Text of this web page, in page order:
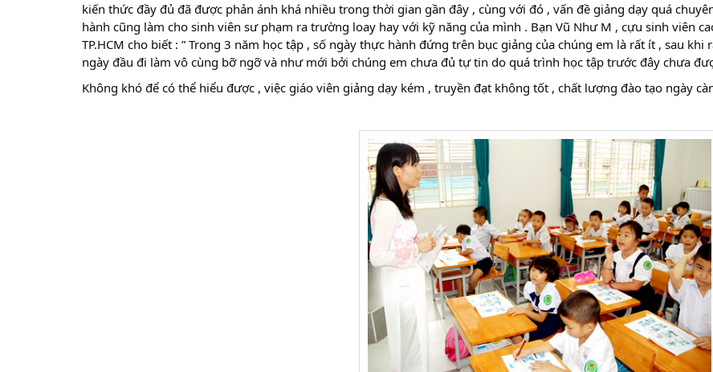
kiến thức đầy đủ đã được phản ánh khá nhiều trong thời gian gần đây , cùng với đó , vấn đề giảng dạy quá
hành cũng làm cho sinh viên sư phạm ra trường loay hay với kỹ năng của mình . Bạn Vũ Như M , cựu sinh viên
TP.HCM cho biết : ” Trong 3 năm học tập , số ngày thực hành đứng trên bục giảng của chúng em là rất ít , sau
ngày đầu đi làm vô cùng bỡ ngỡ và như mới bởi chúng em chưa đủ tự tin do quá trình học tập trước đây chưa
Không khó để có thể hiểu được , việc giáo viên giảng dạy kém , truyền đạt không tốt , chất lượng đào tạo ngày